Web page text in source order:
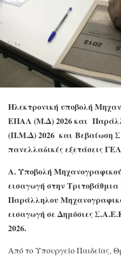
Ηλεκτρονική υποβολή
ΕΠΑΛ (Μ.Δ) 2026 και
(Π.Μ.Δ) 2026 και Βεβαίωση
πανελλαδικές εξετάσεις
Α. Υποβολή
εισαγωγή στην
Παράλληλου
εισαγωγή σε Δημόσιες
2026.
Από το Υπουργείο Παιδείας,